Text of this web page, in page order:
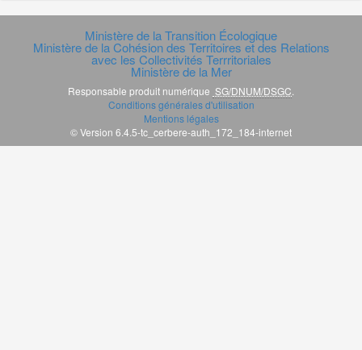
Ministère de la Transition Écologique
Ministère de la Cohésion des Territoires et des Relations
avec les Collectivités Terrritoriales
Ministère de la Mer
Responsable produit numérique SG/DNUM/DSGC
Conditions générales d'utilisation
Mentions légales
© Version 6.4.5-tc_cerbere-auth_172_184-internet